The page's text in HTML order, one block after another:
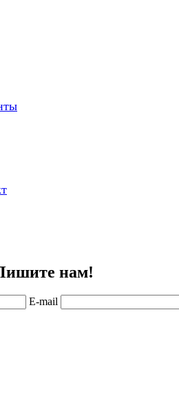
нам!
E-mail